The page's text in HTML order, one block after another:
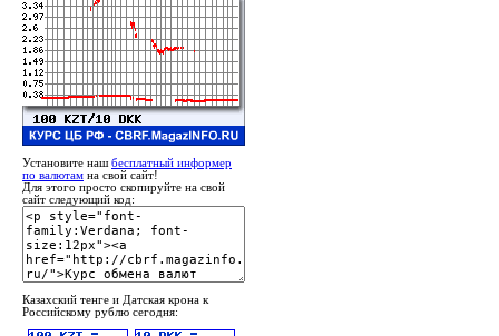
Установите наш бесплатный информер
по валютам на свой сайт!
Для этого просто скопируйте на свой
сайт следующий код:
Казахский тенге и Датская крона к
Российскому рублю сегодня: